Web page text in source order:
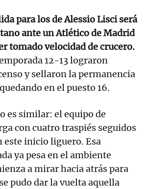
para los de Alessio Lisci será
ante un Atlético de Madrid
tomado velocidad de crucero.
12-13 lograron
y sellaron la permanencia
en el puesto 16.
es similar: el equipo de
con cuatro traspiés seguidos
este inicio liguero. Esa
ya pesa en el ambiente
a mirar hacia atrás para
pudo dar la vuelta aquella